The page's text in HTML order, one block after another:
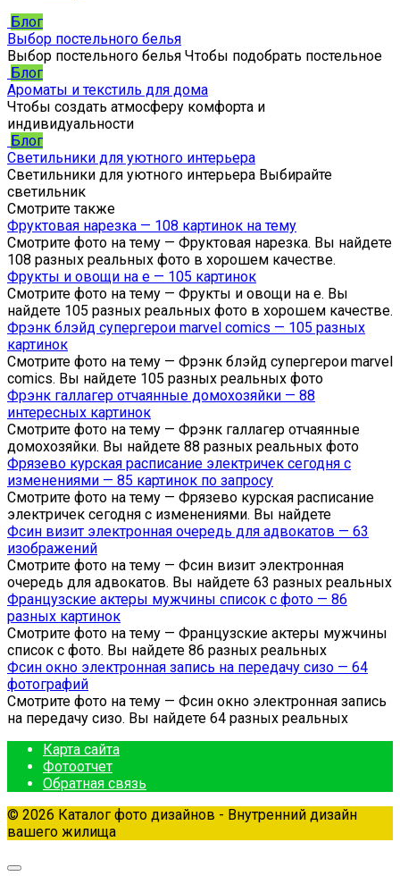
Блог
Выбор постельного белья
Выбор постельного белья Чтобы подобрать постельное
Блог
Ароматы и текстиль для дома
Чтобы создать атмосферу комфорта и
индивидуальности
Блог
Светильники для уютного интерьера
Светильники для уютного интерьера Выбирайте
светильник
Смотрите также
Фруктовая нарезка — 108 картинок на тему
Смотрите фото на тему — Фруктовая нарезка. Вы найдете
108 разных реальных фото в хорошем качестве.
Фрукты и овощи на е — 105 картинок
Смотрите фото на тему — Фрукты и овощи на е. Вы
найдете 105 разных реальных фото в хорошем качестве.
Фрэнк блэйд супергерои marvel comics — 105 разных
картинок
Смотрите фото на тему — Фрэнк блэйд супергерои marvel
comics. Вы найдете 105 разных реальных фото
Фрэнк галлагер отчаянные домохозяйки — 88
интересных картинок
Смотрите фото на тему — Фрэнк галлагер отчаянные
домохозяйки. Вы найдете 88 разных реальных фото
Фрязево курская расписание электричек сегодня с
изменениями — 85 картинок по запросу
Смотрите фото на тему — Фрязево курская расписание
электричек сегодня с изменениями. Вы найдете
Фсин визит электронная очередь для адвокатов — 63
изображений
Смотрите фото на тему — Фсин визит электронная
очередь для адвокатов. Вы найдете 63 разных реальных
Французские актеры мужчины список с фото — 86
разных картинок
Смотрите фото на тему — Французские актеры мужчины
список с фото. Вы найдете 86 разных реальных
Фсин окно электронная запись на передачу сизо — 64
фотографий
Смотрите фото на тему — Фсин окно электронная запись
на передачу сизо. Вы найдете 64 разных реальных
Карта сайта
Фотоотчет
Обратная связь
© 2026 Каталог фото дизайнов - Внутренний дизайн
вашего жилища